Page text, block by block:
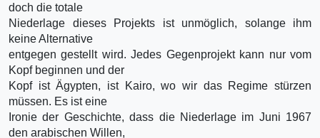
doch die totale
Niederlage dieses Projekts ist unmöglich, solange ihm
keine Alternative
entgegen gestellt wird. Jedes Gegenprojekt kann nur vom
Kopf beginnen und der
Kopf ist Ägypten, ist Kairo, wo wir das Regime stürzen
müssen. Es ist eine
Ironie der Geschichte, dass die Niederlage im Juni 1967
den arabischen Willen,